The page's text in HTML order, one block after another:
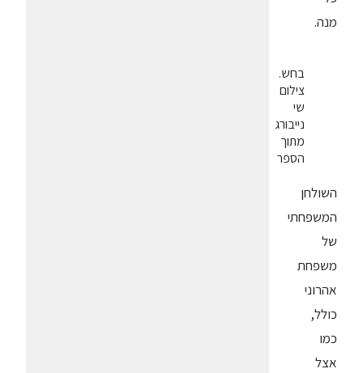
מנה.
בחש.
צילום
שי
נייבורג
מתוך
הספר
השולחן
המשפחתי
של
משפחת
אהרוני
כולל,
כמו
אצל